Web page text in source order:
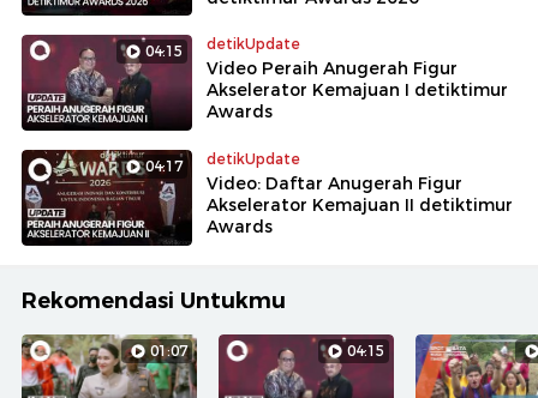
04:15 detikUpdate
Video Peraih Anugerah Figur
Akselerator Kemajuan I detiktimur
Awards
04:17 detikUpdate
Video: Daftar Anugerah Figur
Akselerator Kemajuan II detiktimur
Awards
Rekomendasi Untukmu
01:07 04:15